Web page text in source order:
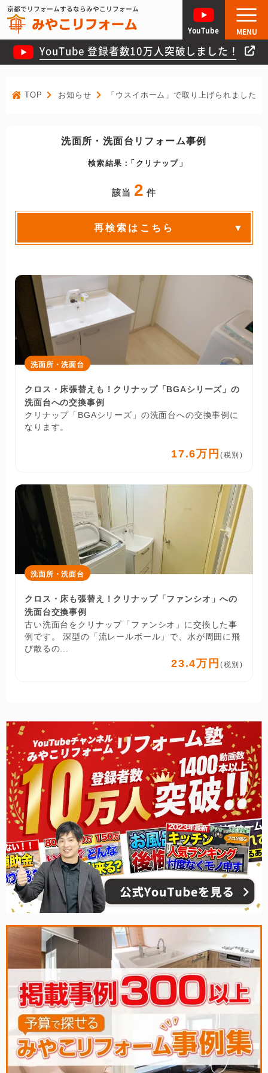
京都でリフォームするならみやこリフォーム
YouTube 登録者数10万人突破しました！
YouTube MENU
TOP お知らせ 「ウスイホーム」で取り上げられました！
洗面所・洗面台リフォーム事例
検索結果： クリナップ
該当 2 件
再検索はこちら
洗面所・洗面台
クロス・床張替えも！クリナップ「BGAシリーズ」の
洗面台への交換事例
クリナップ「BGAシリーズ」の洗面台への交換事例に
なります。
17.6万円 (税別)
洗面所・洗面台
クロス・床も張替え！クリナップ「ファンシオ」への
洗面台交換事例
古い洗面台をクリナップ「ファンシオ」に交換した事
例です。 深型の「流レールボール」で、水が周囲に飛
び散るの...
23.4万円 (税別)